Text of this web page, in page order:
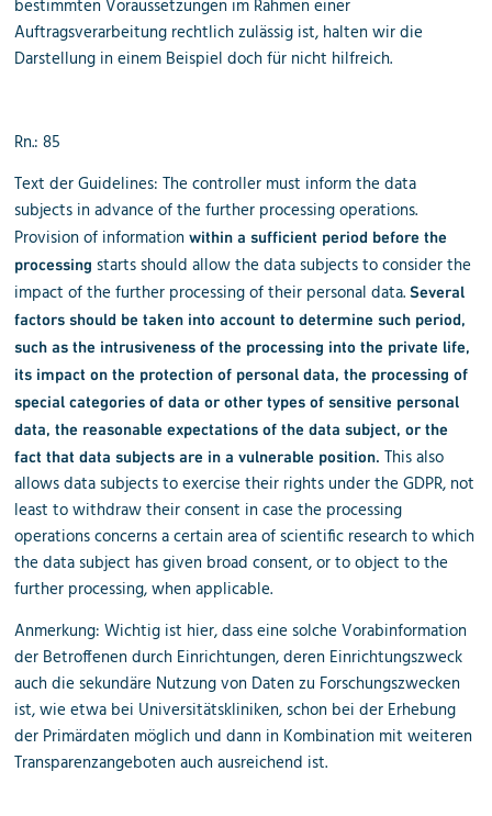
bestimmten Voraussetzungen im Rahmen einer
Auftragsverarbeitung rechtlich zulässig ist, halten wir die
Darstellung in einem Beispiel doch für nicht hilfreich.
Rn.: 85
Text der Guidelines: The controller must inform the data
subjects in advance of the further processing operations.
Provision of informationwithin a sufficient period before the
processing starts should allow the data subjects to consider the
impact of the further processing of their personal data.Several
factors should be taken into account to determine such period,
such as the intrusiveness of the processing into the private life,
its impact on the protection of personal data, the processing of
special categories of data or other types of sensitive personal
data, the reasonable expectations of the data subject, or the
fact that data subjects are in a vulnerable position. This also
allows data subjects to exercise their rights under the GDPR, not
least to withdraw their consent in case the processing
operations concerns a certain area of scientific research to which
the data subject has given broad consent, or to object to the
further processing, when applicable.
Anmerkung: Wichtig ist hier, dass eine solche Vorabinformation
der Betroffenen durch Einrichtungen, deren Einrichtungszweck
auch die sekundäre Nutzung von Daten zu Forschungszwecken
ist, wie etwa bei Universitätskliniken, schon bei der Erhebung
der Primärdaten möglich und dann in Kombination mit weiteren
Transparenzangeboten auch ausreichend ist.